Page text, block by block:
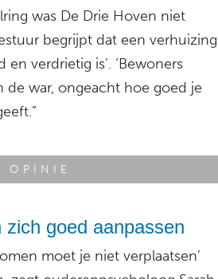
was De Drie Hoven niet
begrijpt dat een verhuizing
verdrietig is’. ‘Bewoners
de war, ongeacht hoe goed je
OPINIE
goed aanpassen
moet je niet verplaatsen’